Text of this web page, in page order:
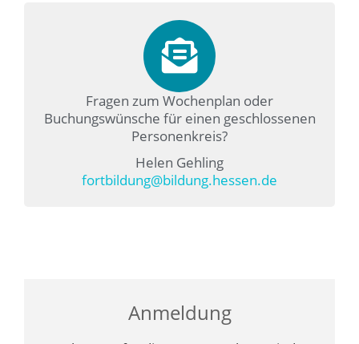
Fragen zum Wochenplan oder
Buchungswünsche für einen geschlossenen
Personenkreis?
Helen Gehling
fortbildung@bildung.hessen.de
Anmeldung